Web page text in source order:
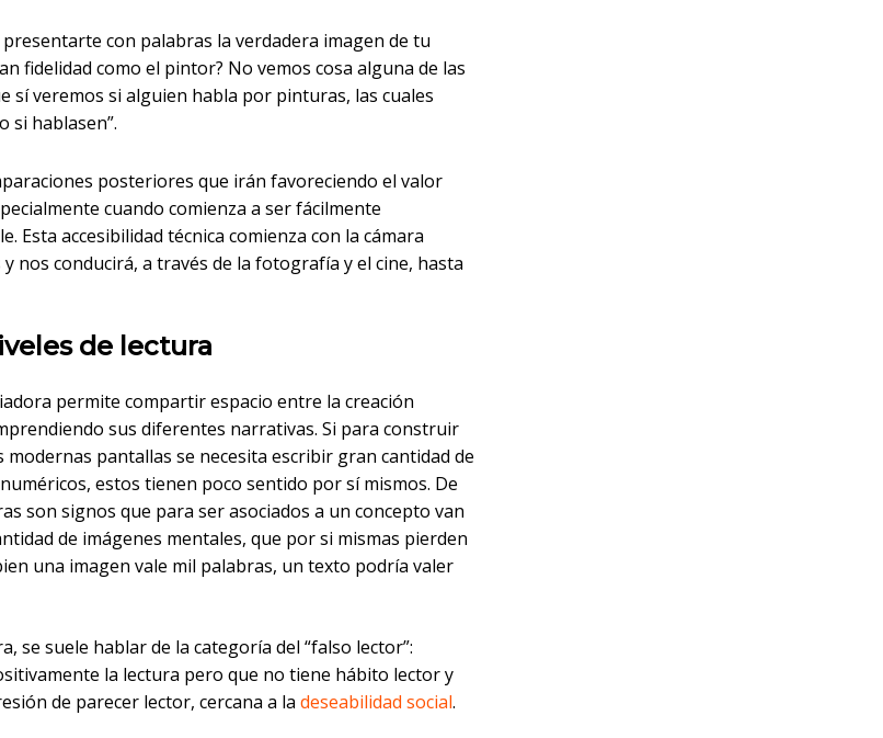
con palabras la verdadera imagen de tu
fidelidad como el pintor? No vemos cosa alguna de las
sí veremos si alguien habla por pinturas, las cuales
si hablasen”.
posteriores que irán favoreciendo el valor
cuando comienza a ser fácilmente
Esta accesibilidad técnica comienza con la cámara
nos conducirá, a través de la fotografía y el cine, hasta
de lectura
permite compartir espacio entre la creación
sus diferentes narrativas. Si para construir
modernas pantallas se necesita escribir gran cantidad de
estos tienen poco sentido por sí mismos. De
son signos que para ser asociados a un concepto van
de imágenes mentales, que por si mismas pierden
una imagen vale mil palabras, un texto podría valer
se suele hablar de la categoría del “falso lector”:
la lectura pero que no tiene hábito lector y
de parecer lector, cercana a la deseabilidad social.